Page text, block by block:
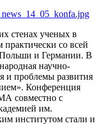
стенах ученых в
практически со всей
Польши и Германии. В
научно-
и проблемы развития
Конференция
совместно с
им.
институтом стали и